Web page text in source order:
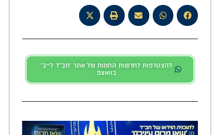
להצטרפות לחדשות החמות של אתר 'חב"ד לייב'
בוואצפ